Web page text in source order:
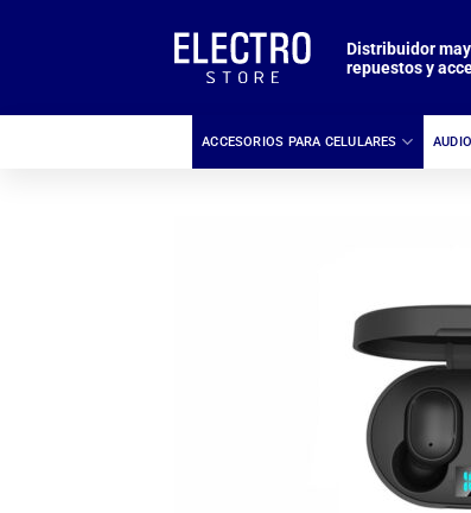
Distribuidor
repuestos y
ACCESORIOS PARA CELULARES